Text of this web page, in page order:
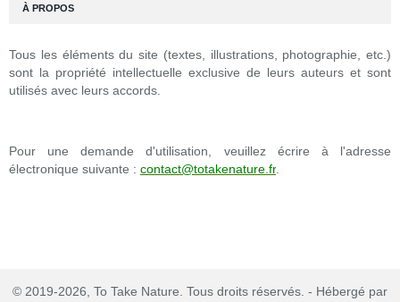
À PROPOS
Tous les éléments du site (textes, illustrations, photographie, etc.)
sont la propriété intellectuelle exclusive de leurs auteurs et sont
utilisés avec leurs accords.
Pour une demande d'utilisation, veuillez écrire à l'adresse
électronique suivante : contact@totakenature.fr
© 2019-2026, To Take Nature. Tous droits réservés. - Hébergé par